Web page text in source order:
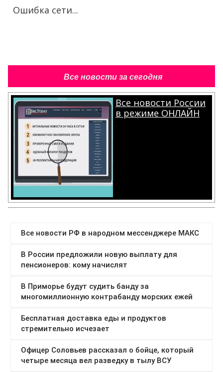
Ошибка сети...
Все новости за сегодня
Все новости России
в режиме ОНЛАЙН
.